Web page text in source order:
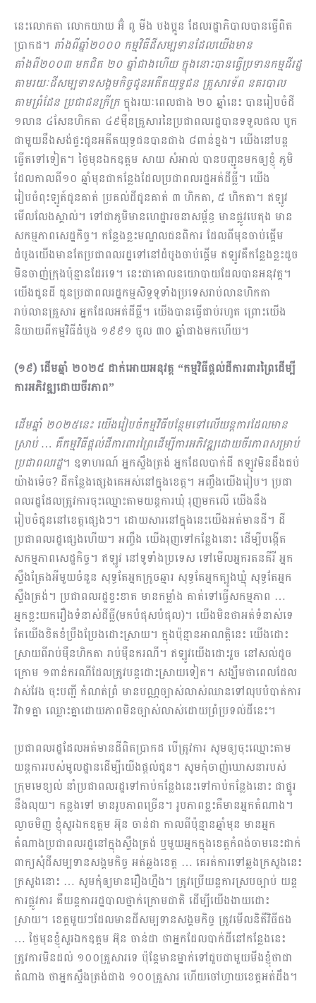
នេះលោកតា លោកយាយ អ៊ំ ពូ មីង បងប្អូន ដែលរដ្ឋាភិបាលបានធ្វើពិត
ប្រាកដ។ តាំងពីឆ្នាំ២០០០​ កម្មវិធីដីសម្បទានដែលយើងមាន
តាំងពី២០០៣ មកជិត ២០ ឆ្នាំជាងហើយ ក្នុងនោះបានធ្វើប្រទានកម្មដីរដ្ឋ
តាមរយៈដីសម្បទានសង្គមកិច្ចជូនអតីតយុទ្ធជន គ្រួសារទ័ព នគរបាល
តាមព្រំដែន ប្រជាជនក្រីក្រក្នុងរយៈពេលជាង ២០ ឆ្នាំនេះ បានរៀបចំដី
១លាន ៤សែនហិកតា ៤៩ម៉ឺនគ្រួសារនៃប្រជាពលរដ្ឋបានទទួលផល បូក
ជាមួយនឹងសង់ផ្ទះជូនអតីតយុទ្ធជនបានជាង ៨ពាន់ខ្នង។ យើងនៅបន្ត
ធ្វើតទៅទៀត។ ថ្ងៃមុនឯកឧត្តម សាយ សំអាល់ បានបញ្ជូនមកឲ្យខ្ញុំ ភូមិ
ដែលកាលពី១០ ឆ្នាំមុនជាកន្លែងដែលប្រជាពលរដ្ឋអត់ដីធ្លី។ យើង
រៀបចំពុះឡូត៍ជូនគាត់ ប្រគល់ដីជូនគាត់ ៣ ហិកតា, ៥ ហិកតា។ ឥឡូវ
មើលលែងស្គាល់។ ទៅជាភូមិមានហេដ្ឋារចនាសម្ព័ន្ធ មានផ្លូវបេតុង មាន
សកម្មភាពសេដ្ឋកិច្ច។ កន្លែងខ្លះមណ្ឌលជនពិការ ដែលពីមុនចាប់ផ្តើម
ដំបូងយើងមានតែប្រជាពលរដ្ឋទៅនៅដំបូងចាប់ផ្តើម ឥឡូវគឺកន្លែងខ្លះដូច
មិនចាញ់ក្រុងប៉ុន្មានដែរទេ។ នេះជាគោលនយោបាយដែលបានអនុវត្ត។
យើងជូនដី ជូនប្រជាពលរដ្ឋកម្មសិទ្ធទូទាំងប្រទេសរាប់លានហិកតា
រាប់លានគ្រួសារ អ្នកដែលអត់ដីធ្លី។ យើងបានធ្វើជាប់រហូត ព្រោះយើង
និយាយពីកម្មវិធីដំបូង ១៩៩១ ចូល ៣០ ឆ្នាំជាងមកហើយ។
(១៩) ដើមឆ្នាំ ២០២៥ ដាក់អោយអនុវត្ត “កម្មវិធីផ្តល់ដីការពារព្រៃដើម្បី
ការអភិវឌ្ឍដោយចីរភាព”
ដើមឆ្នាំ ២០២៥នេះ យើងរៀបចំកម្មវិធីបន្ថែមទៅលើយន្តការដែលមាន
ស្រាប់ … គឺកម្មវិធីផ្តល់ដីការពារព្រៃដើម្បីការអភិវឌ្ឍដោយចីរភាពសម្រាប់
ប្រជាពលរដ្ឋ។ ឧទាហរណ៍ អ្នកស្ទឹងត្រង់ អ្នកដែលបាក់ដី ឥឡូវមិនដឹងជប់
យ៉ាងម៉េច? ដីកន្លែងផ្សេងគេអស់នៅក្នុងខេត្ត។ អញ្ចឹងយើងរៀប។ ប្រជា
ពលរដ្ឋដែលត្រូវការចុះឈ្មោះតាមយន្តការឃុំ រុញមកលើ យើងនឹង
រៀបចំជូននៅខេត្តផ្សេងៗ។ ដោយសារនៅក្នុងនេះយើងអត់មានដី។ ដី
ប្រជាពលរដ្ឋផ្សេងហើយ។ អញ្ចឹង យើងរុញទៅកន្លែងនោះ ដើម្បីបង្កើត
សកម្មភាពសេដ្ឋកិច្ច។ ឥឡូវ នៅទូទាំងប្រទេស ទៅមើលអ្នករតនគីរី អ្នក
ស្ទឹងត្រែងអីមួយចំនួន សុទ្ធតែអ្នកក្រូចឆ្មារ សុទ្ធតែអ្នកត្បូងឃ្មុំ សុទ្ធតែអ្នក
ស្ទឹងត្រង់។ ប្រជាពលរដ្ឋខ្វះខាត មានកម្លាំង គាត់ទៅធ្វើសកម្មភាព …
អ្នកខ្លះយករឿងទំនាស់ដីធ្លី(មកបំផុសបំផុល)។ យើងមិនថាអត់ទំនាស់ទេ
តែយើងខិតខំប្រឹងប្រែងដោះស្រាយ។ ក្នុងប៉ុន្មានអាណត្តិនេះ យើងដោះ
ស្រាយពីរាប់ម៉ឺនហិកតា រាប់ម៉ឺនករណី។ ឥឡូវយើងដោះរួច នៅសល់ដូច
ក្រោម ១ពាន់ករណីដែលត្រូវបន្តដោះស្រាយទៀត។ សង្ឃឹមថាពេលដែល
វាស់​វែង​ ចុះបញ្ជី កំណត់ព្រំ មានបណ្ណច្បាស់លាស់ឈានទៅលុបបំបាត់ការ
វិវាទគ្នា ឈ្លោះគ្នាដោយភាពមិនច្បាស់លាស់ដោយព្រំប្រទល់ដីនេះ។
ប្រជាពលរដ្ឋដែលអត់មានដីពិតប្រាកដ បើត្រូវការ សូមឲ្យចុះឈ្មោះតាម
យន្តការរបស់មូលដ្ឋានដើម្បីយើងផ្តល់ជូន។ សូមកុំចាញ់ឃោសនារបស់
ក្រុមមេខ្យល់ នាំប្រជាពលរដ្ឋទៅកាប់កន្លែងនេះទៅកាប់កន្លែងនោះ ជាថ្នូរ
នឹងលុយ។ កន្លងទៅ មានរូបភាពច្រើន។ រូបភាពខ្លះគឺមានអ្នកតំណាង។
ល្ងាចមិញ ខ្ញុំសួរឯកឧត្តម អ៊ុន ចាន់ដា​ កាលពីប៉ុន្មានឆ្នាំមុន មានអ្នក
តំណាងប្រជាពលរដ្ឋនៅក្នុងស្ទឹងត្រង់ ឬមួយអ្នកក្នុងខេត្តកំពង់ចាមនេះដាក់
ពាក្យសុំដីសម្បទានសង្គមកិច្ច អត់ឆ្លងខេត្ត … គេរត់ការទៅឆ្លងក្រសួងនេះ
ក្រសួងនោះ … សូមកុំឲ្យមានរឿងហ្នឹង។ ត្រូវប្រើយន្តការស្របច្បាប់ យន្ត
ការផ្លូវការ គឺយន្តការរដ្ឋបាលថ្នាក់ក្រោមជាតិ ដើម្បីយើងងាយដោះ
ស្រាយ។ ខេត្តមួយៗដែលមានដីសម្បទានសង្គមកិច្ច ត្រូវមើលនិតីវិធីផង
… ថ្ងៃមុនខ្ញុំសួរឯកឧត្តម អ៊ុន ចាន់ដា ថាអ្នកដែលបាក់ដីនៅកន្លែងនេះ
ត្រូវការមិនដល់ ១០០គ្រួសារទេ ប៉ុន្តែមានម្នាក់ទៅជួបជាមួយមីងខ្ញុំថាជា
តំណាង ថាអ្នកស្ទឹងត្រង់ជាង ១០០គ្រួសារ ហើយចៅហ្វាយខេត្តអត់ដឹង។